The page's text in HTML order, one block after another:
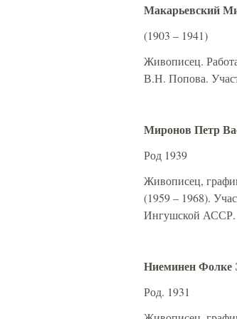
Макарьевский
(1903 – 1941)
Живописец.
В.Н. Попова.
Миронов Петр
Род 1939
Живописец,
(1959 – 1968).
Ингушской АССР.
Ниеминен Фолке
Род. 1931